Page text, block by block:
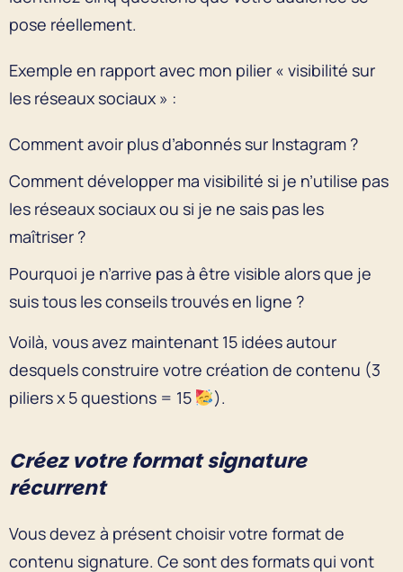
pose réellement.
Exemple en rapport avec mon pilier « visibilité sur
les réseaux sociaux » :
Comment avoir plus d’abonnés sur Instagram ?
Comment développer ma visibilité si je n’utilise pas
les réseaux sociaux ou si je ne sais pas les
maîtriser ?
Pourquoi je n’arrive pas à être visible alors que je
suis tous les conseils trouvés en ligne ?
Voilà, vous avez maintenant 15 idées autour
desquels construire votre création de contenu (3
piliers x 5 questions = 15
).
Créez votre format signature
récurrent
Vous devez à présent choisir votre format de
contenu signature. Ce sont des formats qui vont